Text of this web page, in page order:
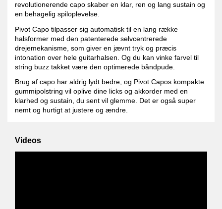
revolutionerende capo skaber en klar, ren og lang sustain og
en behagelig spiloplevelse.
Pivot Capo tilpasser sig automatisk til en lang række
halsformer med den patenterede selvcentrerede
drejemekanisme, som giver en jævnt tryk og præcis
intonation over hele guitarhalsen. Og du kan vinke farvel til
string buzz takket være den optimerede båndpude.
Brug af capo har aldrig lydt bedre, og Pivot Capos kompakte
gummipolstring vil oplive dine licks og akkorder med en
klarhed og sustain, du sent vil glemme. Det er også super
nemt og hurtigt at justere og ændre.
Videos